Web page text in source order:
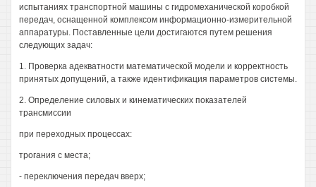
испытаниях транспортной машины с гидромеханической коробкой
передач, оснащенной комплексом информационно-измерительной
аппаратуры. Поставленные цели достигаются путем решения
следующих задач:
1. Проверка адекватности математической модели и корректность
принятых допущений, а также идентификация параметров системы.
2. Определение силовых и кинематических показателей
трансмиссии
при переходных процессах:
трогания с места;
- переключения передач вверх;